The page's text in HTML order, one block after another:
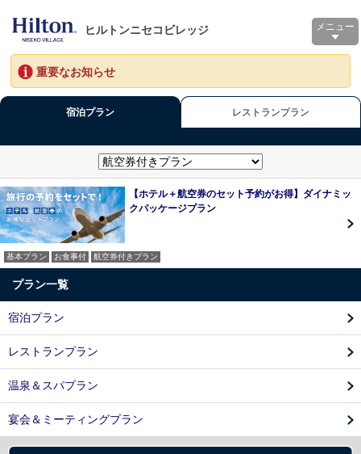
ヒルトンニセコビレッジ メニュー
重要なお知らせ
宿泊プラン レストランプラン
【ホテル＋航空券のセット予約がお得】ダイナミッ
クパッケージプラン
基本プラン お食事付 航空券付きプラン
プラン一覧
宿泊プラン
レストランプラン
温泉＆スパプラン
宴会＆ミーティングプラン